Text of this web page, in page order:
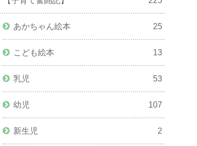
あかちゃん絵本 25
こども絵本 13
乳児 53
幼児 107
新生児 2